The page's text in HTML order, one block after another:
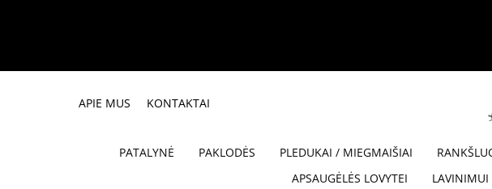
APIE MUS KONTAKTAI
PATALYNĖ PAKLODĖS PLEDUKAI / MIEGMAIŠIAI
APSAUGĖLĖS LOVYTEI